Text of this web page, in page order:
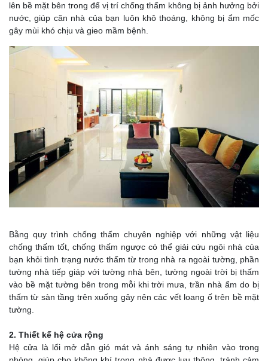
lên bề mặt bên trong để vị trí chống thấm không bị ảnh hưởng bởi
nước, giúp căn nhà của bạn luôn khô thoáng, không bị ẩm mốc
gây mùi khó chịu và gieo mầm bệnh.
Bằng quy trình chống thấm chuyên nghiệp với những vật liệu
chống thấm tốt, chống thấm ngược có thể giải cứu ngôi nhà của
bạn khỏi tình trạng nước thấm từ trong nhà ra ngoài tường, phần
tường nhà tiếp giáp với tường nhà bên, tường ngoài trời bị thấm
vào bề mặt tường bên trong mỗi khi trời mưa, trần nhà ẩm do bị
thấm từ sàn tầng trên xuống gây nên các vết loang ố trên bề mặt
tường.
2. Thiết kế hệ cửa rộng
Hệ cửa là lối mở dẫn gió mát và ánh sáng tự nhiên vào trong